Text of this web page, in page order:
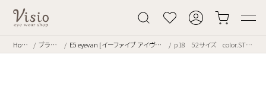
Home ブランド E5 eyevan [イーファイブ アイヴァン] p18 52サイズ color.STRM